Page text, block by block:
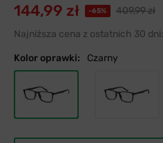
144,99 zł -65%
409,99 zł
Najniższa cena z ostatnich 30 dni:
Kolor oprawki: Czarny